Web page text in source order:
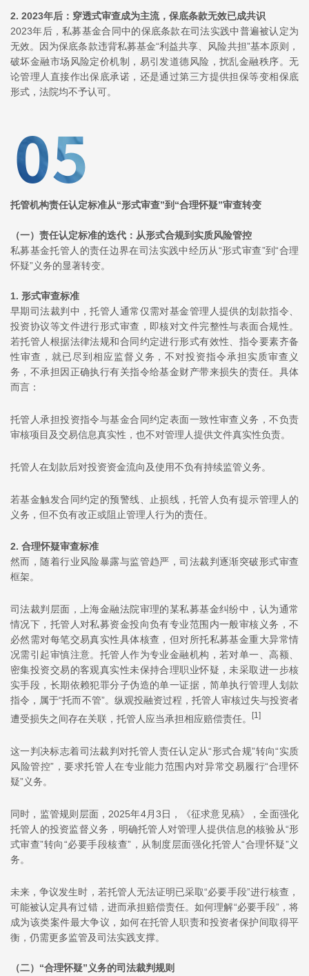
2. 2023年后：穿透式审查成为主流，保底条款无效已成共识
2023年后，私募基金合同中的保底条款在司法实践中普遍被认定为
无效。因为保底条款违背私募基金“利益共享、风险共担”基本原则，
破坏金融市场风险定价机制，易引发道德风险，扰乱金融秩序。无
论管理人直接作出保底承诺，还是通过第三方提供担保等变相保底
形式，法院均不予认可。
托管机构责任认定标准从“形式审查”到“合理怀疑”审查转变
（一） 责任认定标准的迭代：从形式合规到实质风险管控
私募基金托管人的责任边界在司法实践中经历从“形式审查”到“合理
怀疑”义务的显著转变。
1. 形式审查标准
早期司法裁判中，托管人通常仅需对基金管理人提供的划款指令、
投资协议等文件进行形式审查，即核对文件完整性与表面合规性。
若托管人根据法律法规和合同约定进行形式有效性、指令要素齐备
性审查，就已尽到相应监督义务，不对投资指令承担实质审查义
务，不承担因正确执行有关指令给基金财产带来损失的责任。具体
而言：
托管人承担投资指令与基金合同约定表面一致性审查义务，不负责
审核项目及交易信息真实性，也不对管理人提供文件真实性负责。
托管人在划款后对投资资金流向及使用不负有持续监管义务。
若基金触发合同约定的预警线、止损线，托管人负有提示管理人的
义务，但不负有改正或阻止管理人行为的责任。
2. 合理怀疑审查标准
然而，随着行业风险暴露与监管趋严，司法裁判逐渐突破形式审查
框架。
司法裁判层面，上海金融法院审理的某私募基金纠纷中，认为通常
情况下，托管人对私募资金投向负有专业范围内一般审核义务，不
必然需对每笔交易真实性具体核查，但对所托私募基金重大异常情
况需引起审慎注意。托管人作为专业金融机构，若对单一、高额、
密集投资交易的客观真实性未保持合理职业怀疑，未采取进一步核
实手段，长期依赖犯罪分子伪造的单一证据，简单执行管理人划款
指令，属于“托而不管”。纵观投融资过程，托管人审核过失与投资者
遭受损失之间存在关联，托管人应当承担相应赔偿责任。
[1]
这一判决标志着司法裁判对托管人责任认定从“形式合规”转向“实质
风险管控”，要求托管人在专业能力范围内对异常交易履行“合理怀
疑”义务。
同时，监管规则层面，2025年4月3日，《征求意见稿》，全面强化
托管人的投资监督义务，明确托管人对管理人提供信息的核验从“形
式审查”转向“必要手段核查”，从制度层面强化托管人“合理怀疑”义
务。
未来，争议发生时，若托管人无法证明已采取“必要手段”进行核查，
可能被认定具有过错，进而承担赔偿责任。如何理解“必要手段”，将
成为该类案件最大争议，如何在托管人职责和投资者保护间取得平
衡，仍需更多监管及司法实践支撑。
（二） “合理怀疑”义务的司法裁判规则